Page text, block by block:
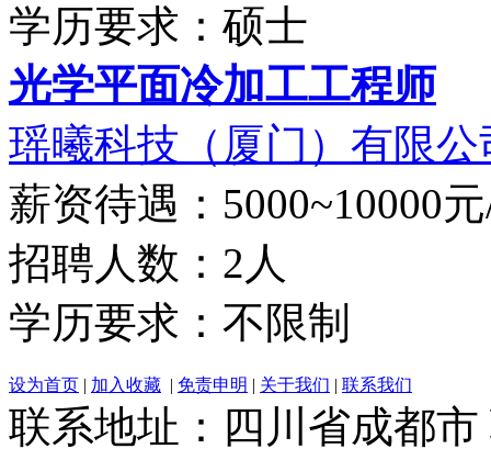
学历要求：硕士
光学平面冷加工工程师
瑶曦科技（厦门）有限公
薪资待遇：5000~10000
招聘人数：2人
学历要求：不限制
设为首页 | 加入收藏 | 免责申明 | 关于我们 | 联系我们
联系地址：四川省成都市